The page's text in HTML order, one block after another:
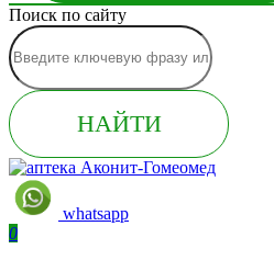
Поиск по сайту
НАЙТИ
whatsapp
0